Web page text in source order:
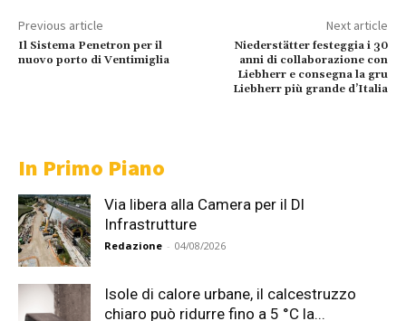
Previous article
Il Sistema Penetron per il
nuovo porto di Ventimiglia
Next article
Niederstätter festeggia i 30
anni di collaborazione con
Liebherr e consegna la gru
Liebherr più grande d’Italia
In Primo Piano
Via libera alla Camera per il Dl
Infrastrutture
Redazione - 04/08/2026
Isole di calore urbane, il calcestruzzo
chiaro può ridurre fino a 5 °C la...